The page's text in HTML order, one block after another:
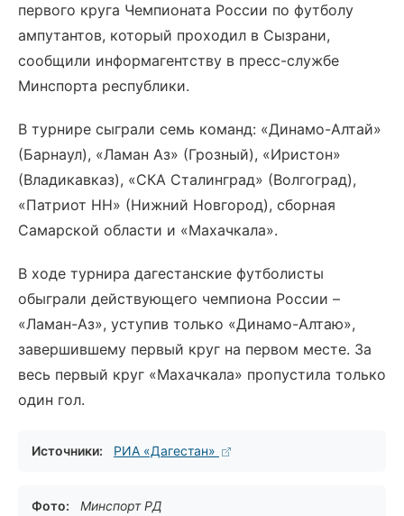
первого круга Чемпионата России по футболу
ампутантов, который проходил в Сызрани,
сообщили информагентству в пресс-службе
Минспорта республики.
В турнире сыграли семь команд: «Динамо-Алтай»
(Барнаул), «Ламан Аз» (Грозный), «Иристон»
(Владикавказ), «СКА Сталинград» (Волгоград),
«Патриот НН» (Нижний Новгород), сборная
Самарской области и «Махачкала».
В ходе турнира дагестанские футболисты
обыграли действующего чемпиона России –
«Ламан-Аз», уступив только «Динамо-Алтаю»,
завершившему первый круг на первом месте. За
весь первый круг «Махачкала» пропустила только
один гол.
Источники: РИА «Дагестан»
Фото: Минспорт РД